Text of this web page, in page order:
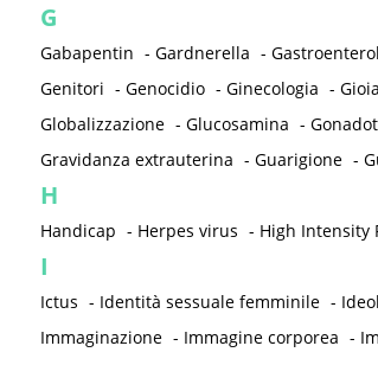
G
Gabapentin - Gardnerella -
Genitori - Genocidio - Ginecologia -
Globalizzazione - Glucosamina -
Gravidanza extrauterina - Guarigione -
H
Handicap - Herpes virus - High Intensity
I
Ictus - Identità sessuale femminile -
Immaginazione - Immagine corporea -